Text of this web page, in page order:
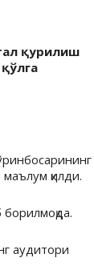
қурилиш
қилди.
аудитори